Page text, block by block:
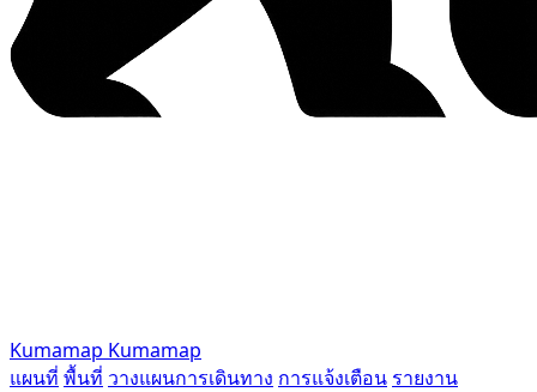
Kumamap Kumamap
แผนที่ พื้นที่ วางแผนการเดินทาง การแจ้งเตือน รายงาน